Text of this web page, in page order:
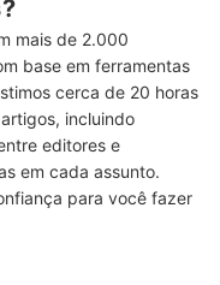
mais de 2.000
base em ferramentas
cerca de 20 horas
incluindo
editores e
em cada assunto.
para você fazer